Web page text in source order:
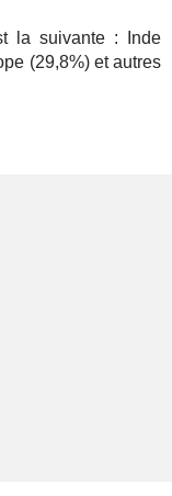
la suivante : Inde
(29,8%) et autres